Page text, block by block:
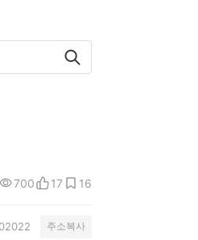
700 17 16
주소복사